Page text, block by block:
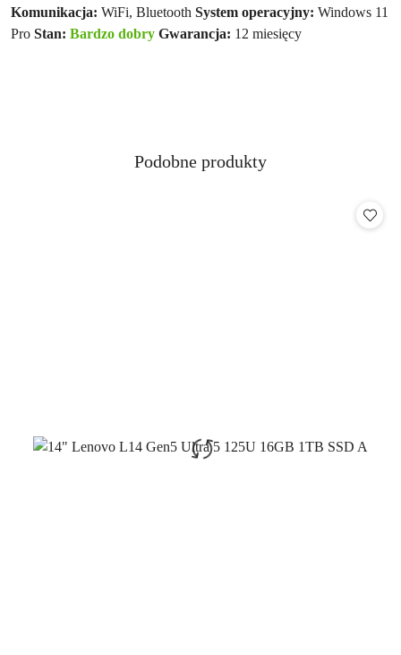
Komunikacja: WiFi, Bluetooth System operacyjny: Windows 11
Pro Stan: Bardzo dobry Gwarancja: 12 miesięcy
Pomiń karuzelę produktów
Produkty
Podobne produkty